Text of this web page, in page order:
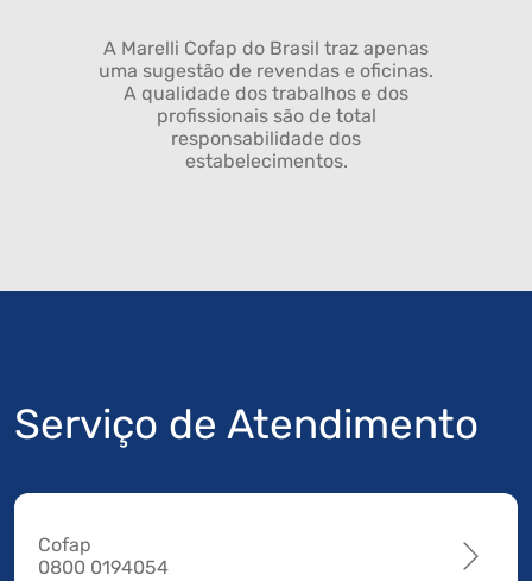
A Marelli Cofap do Brasil traz apenas
uma sugestão de revendas e oficinas.
A qualidade dos trabalhos e dos
profissionais são de total
responsabilidade dos
estabelecimentos.
Serviço de Atendimento
Cofap
0800 0194054